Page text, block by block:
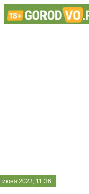
июня 2023, 11:36